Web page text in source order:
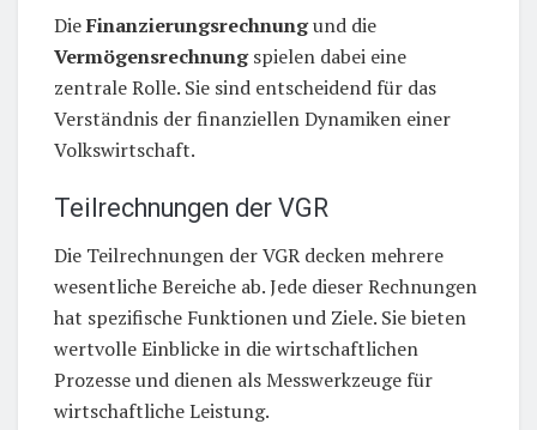
DieFinanzierungsrechnungund die
Vermögensrechnungspielen dabei eine
zentrale Rolle. Sie sind entscheidend für das
Verständnis der finanziellen Dynamiken einer
Volkswirtschaft.
Teilrechnungen der VGR
Die Teilrechnungen der VGR decken mehrere
wesentliche Bereiche ab. Jede dieser Rechnungen
hat spezifische Funktionen und Ziele. Sie bieten
wertvolle Einblicke in die wirtschaftlichen
Prozesse und dienen als Messwerkzeuge für
wirtschaftliche Leistung.